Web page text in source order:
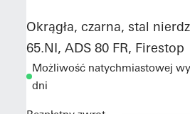
Okrągła, czarna, stal
65.NI, ADS 80 FR, Firestop
Możliwość natychmiastowej
dni